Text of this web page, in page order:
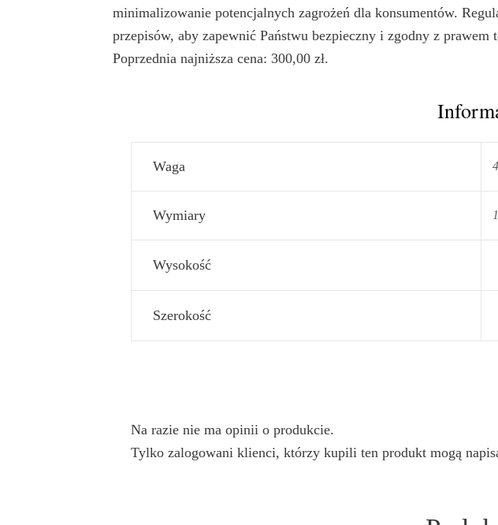
minimalizowanie potencjalnych zagrożeń dla konsumentów.
przepisów, aby zapewnić Państwu bezpieczny i zgodny z prawem
Poprzednia najniższa cena: 300,00 zł.
Waga
Wymiary
Wysokość
Szerokość
Na razie nie ma opinii o produkcie.
Tylko zalogowani klienci, którzy kupili ten produkt mogą